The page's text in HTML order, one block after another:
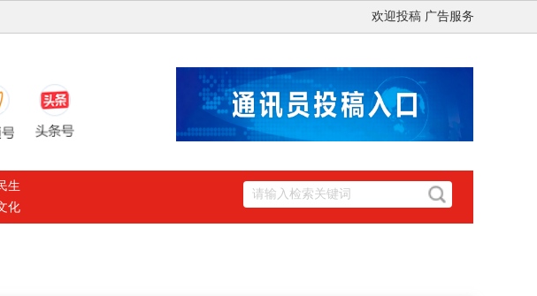
欢迎投稿 广告服务
生
化